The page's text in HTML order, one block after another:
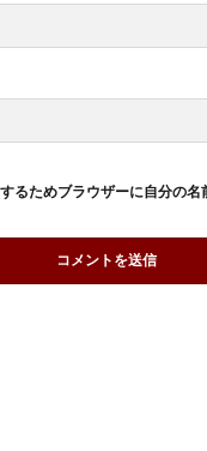
るためブラウザーに自分の名